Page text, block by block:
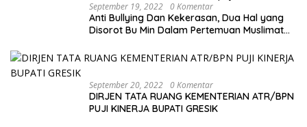
September 19, 2022 0 Komentar
Anti Bullying Dan Kekerasan, Dua Hal yang
Disorot Bu Min Dalam Pertemuan Muslimat
September 20, 2022 0 Komentar
DIRJEN TATA RUANG KEMENTERIAN ATR/BPN
PUJI KINERJA BUPATI GRESIK